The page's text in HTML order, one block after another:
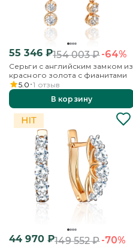
55 346₽154 003₽-64%
Серьги с английским замком из
красного золота с фианитами
5.0 1 отзыв
В корзину
44 970₽149 552₽-70%